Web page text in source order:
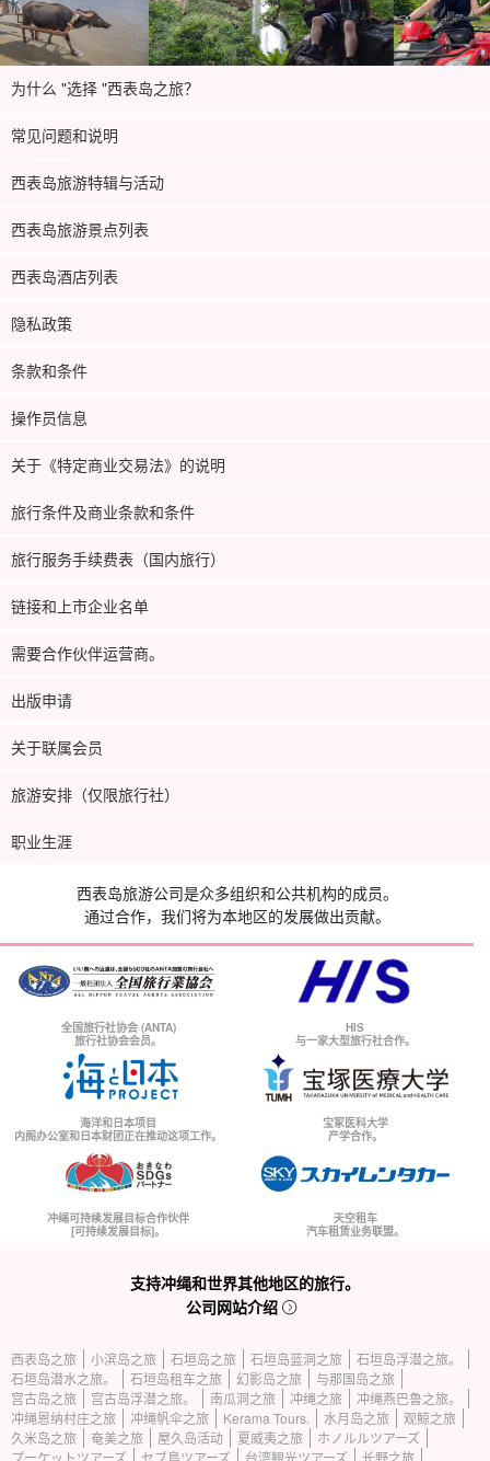
为什么 "选择 "西表岛之旅？
常见问题和说明
西表岛旅游特辑与活动
西表岛旅游景点列表
西表岛酒店列表
隐私政策
条款和条件
操作员信息
关于《特定商业交易法》的说明
旅行条件及商业条款和条件
旅行服务手续费表（国内旅行）
链接和上市企业名单
需要合作伙伴运营商。
出版申请
关于联属会员
旅游安排（仅限旅行社）
职业生涯
西表岛旅游公司是众多组织和公共机构的成员。
通过合作，我们将为本地区的发展做出贡献。
全国旅行社协会 (ANTA)
旅行社协会会员。
HIS
与一家大型旅行社合作。
海洋和日本项目
内阁办公室和日本财团正在推动这项工作。
宝冢医科大学
产学合作。
冲绳可持续发展目标合作伙伴
[可持续发展目标]。
天空租车
汽车租赁业务联盟。
支持冲绳和世界其他地区的旅行。
公司网站介绍
西表岛之旅 小滨岛之旅 石垣岛之旅 石垣岛蓝洞之旅
石垣岛浮潜之旅。
石垣岛潜水之旅。
石垣岛租车之旅 幻影岛之旅
与那国岛之旅
宫古岛之旅
宫古岛浮潜之旅。 南瓜洞之旅 冲绳之旅
冲绳燕巴鲁之旅。
冲绳恩纳村庄之旅
冲绳帆伞之旅 Kerama Tours. 水月岛之旅
观鲸之旅
久米岛之旅
奄美之旅 屋久岛活动 夏威夷之旅
ホノルルツアーズ
プーケットツアーズ
セブ島ツアーズ 台湾観光ツアーズ 长野之旅